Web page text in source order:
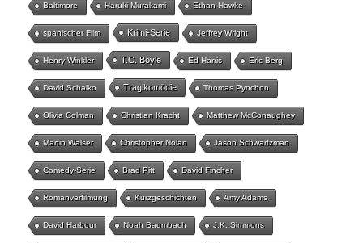
Baltimore Haruki Murakami Ethan Hawke
spanischer Film Krimi-Serie Jeffrey Wright
Henry Winkler T.C. Boyle Ed Harris Eric Berg
David Schalko Tragikomödie Thomas Pynchon
Olivia Colman Christian Kracht Matthew McConaughey
Martin Walser Christopher Nolan Jason Schwartzman
Comedy-Serie Brad Pitt David Fincher
Romanverfilmung Kurzgeschichten Amy Adams
David Harbour Noah Baumbach J.K. Simmons